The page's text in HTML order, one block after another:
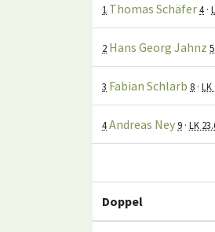
1 Thomas Schäfer4 ·
2 Hans Georg Jahnz 5
3 Fabian Schlarb 8 · LK
4Andreas Ney9 · LK
Doppel